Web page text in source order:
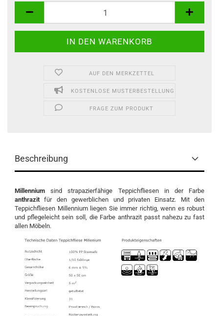
AUF DEN MERKZETTEL
KOSTENLOSE MUSTERBESTELLUNG
FRAGE ZUM PRODUKT
Beschreibung
Millennium sind strapazierfähige Teppichfliesen in der Farbe
anthrazitfür den gewerblichen und privaten Einsatz. Mit den
Teppichfliesen Millennium liegen Sie immer richtig, wenn es robust
und pflegeleicht sein soll, die Farbe anthrazit passt nahezu zu fast
allen Möbeln.